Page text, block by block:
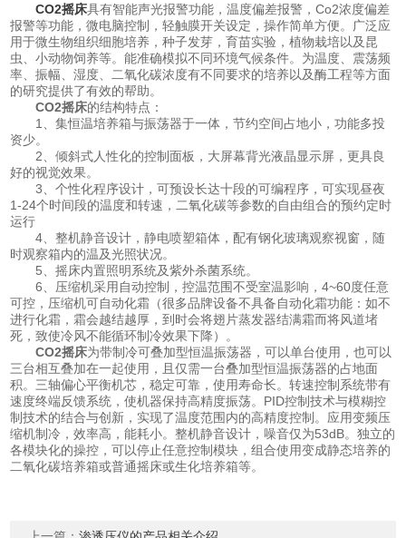
CO2摇床具有智能声光报警功能，温度偏差报警，Co2浓度偏差
报警等功能，微电脑控制，轻触膜开关设定，操作简单方便。广泛应
用于微生物组织细胞培养，种子发芽，育苗实验，植物栽培以及昆
虫、小动物饲养等。能准确模拟不同环境气候条件。为温度、震荡频
率、振幅、湿度、二氧化碳浓度有不同要求的培养以及酶工程等方面
的研究提供了有效的帮助。
CO2摇床的结构特点：
1、集恒温培养箱与振荡器于一体，节约空间占地小，功能多投
资少。
2、倾斜式人性化的控制面板，大屏幕背光液晶显示屏，更具良
好的视觉效果。
3、个性化程序设计，可预设长达十段的可编程序，可实现昼夜
1-24个时间段的温度和转速，二氧化碳等参数的自由组合的预约定时
运行
4、整机静音设计，静电喷塑箱体，配有钢化玻璃观察视窗，随
时观察箱内的温及光照状况。
5、摇床内置照明系统及紫外杀菌系统。
6、压缩机采用自动控制，控温范围不受室温影响，4~60度任意
可控，压缩机可自动化霜（很多品牌设备不具备自动化霜功能：如不
进行化霜，霜会越结越厚，到时会将翅片蒸发器结满霜而将风道堵
死，致使冷风不能循环制冷效果下降）。
CO2摇床为带制冷可叠加型恒温振荡器，可以单台使用，也可以
三台相互叠加在一起使用，且仅需一台叠加型恒温振荡器的占地面
积。三轴偏心平衡机芯，稳定可靠，使用寿命长。转速控制系统带有
速度终端反馈系统，使机器保持高精度振荡。PID控制技术与模糊控
制技术的结合与创新，实现了温度范围内的高精度控制。应用变频压
缩机制冷，效率高，能耗小。整机静音设计，噪音仅为53dB。独立的
各模块化的操控，可以停止任意控制模块，组合使用变成静态培养的
二氧化碳培养箱或普通摇床或生化培养箱等。